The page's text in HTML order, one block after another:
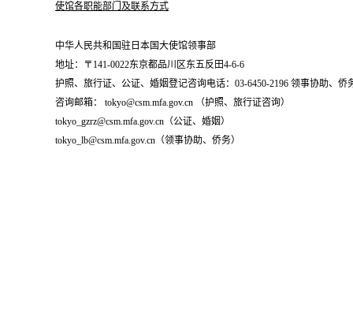
使馆各职能部门及联系方式
中华人民共和国驻日本国大使馆领事部
地址：〒141-0022东京都品川区东五反田4-6-6
护照、旅行证、公证、婚姻登记咨询电话：03-6450-2196 领事协助、侨
咨询邮箱： tokyo@csm.mfa.gov.cn （护照、旅行证咨询）
tokyo_gzrz@csm.mfa.gov.cn（公证、婚姻）
tokyo_lb@csm.mfa.gov.cn（领事协助、侨务）